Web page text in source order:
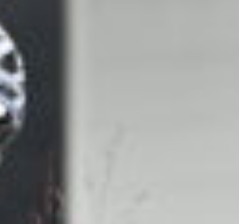
Tävlingsserier
Träning och provlopp
Aktiva
Andelshästar